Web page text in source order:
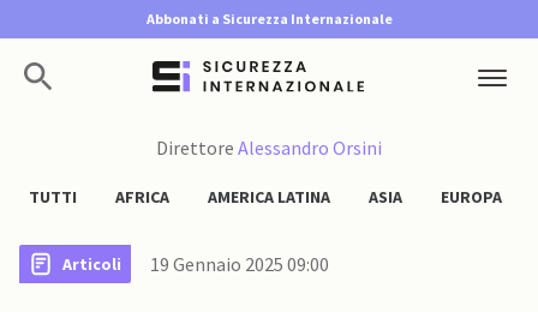
Abbonati a Sicurezza Internazionale
Direttore Alessandro Orsini
TUTTI AFRICA AMERICA LATINA ASIA EUROPA
Articoli 19 Gennaio 2025 09:00